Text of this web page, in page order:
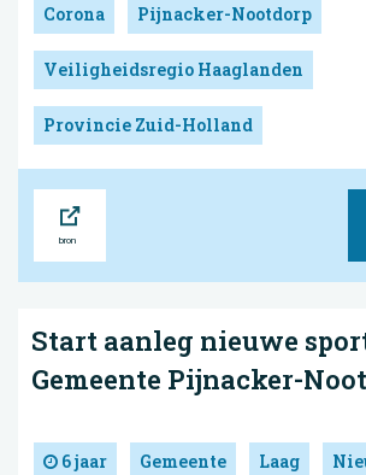
Corona Pijnacker-Nootdorp
Veiligheidsregio Haaglanden
Provincie Zuid-Holland
Start aanleg nieuwe
Gemeente Pijnacker-
6 jaar Gemeente Laag